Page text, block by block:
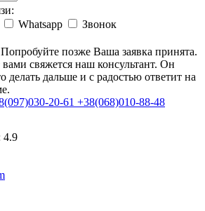
Whatsapp Звонок
позже Ваша заявка принята.
свяжется наш консультант. Он
делать дальше и с радостью ответит на
20-61 +38(068)010-88-48
4.9